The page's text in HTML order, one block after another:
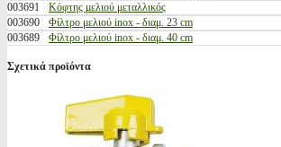
003691
Κόφτης μελιού μεταλλικός
003690
Φίλτρο μελιού inox - διαμ. 23 cm
003689
Φίλτρο μελιού inox - διαμ. 40 cm
Σχετικά προϊόντα